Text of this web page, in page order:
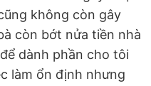
không còn gây
còn bớt nửa tiền nhà
dành phần cho tôi
làm ổn định nhưng